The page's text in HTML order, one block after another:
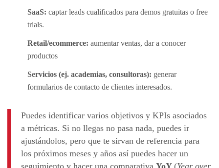
SaaS: captar leads cualificados para demos gratuitas o free
trials.
Retail/ecommerce: aumentar ventas, dar a conocer
productos
Servicios (ej. academias, consultoras): generar
formularios de contacto de clientes interesados.
Puedes identificar varios objetivos y KPIs asociados
a métricas. Si no llegas no pasa nada, puedes ir
ajustándolos, pero que te sirvan de referencia para
los próximos meses y años así puedes hacer un
seguimiento y hacer una comparativa YoY (Year over